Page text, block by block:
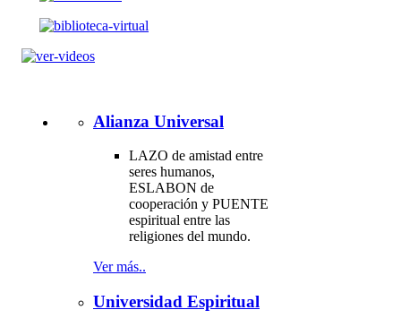
Alianza Universal
LAZO de amistad entre
seres humanos,
ESLABON de
cooperación y PUENTE
espiritual entre las
religiones del mundo.
Ver más..
Universidad Espiritual